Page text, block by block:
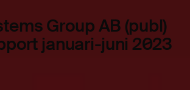
Group AB (publ)
januari-juni 2023